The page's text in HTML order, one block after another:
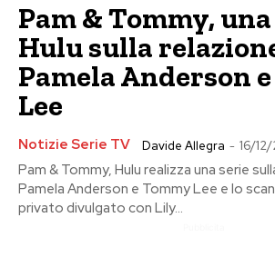
Pam & Tommy,
Hulu sulla
Pamela Anderson
Lee
Notizie Serie TV Davide Allegra - 16/
Pam & Tommy, Hulu realizza una serie
Pamela Anderson e Tommy Lee e lo
privato divulgato con Lily...